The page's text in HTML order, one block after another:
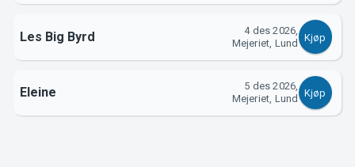
Les Big Byrd
4 des 2026,
Mejeriet, Lund
Kjøp
Eleine
5 des 2026,
Mejeriet, Lund
Kjøp